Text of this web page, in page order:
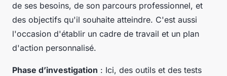
de ses besoins, de son parcours professionnel, et
des objectifs qu'il souhaite atteindre. C'est aussi
l'occasion d'établir un cadre de travail et un plan
d'action personnalisé.
Phase d’investigation : Ici, des outils et des tests